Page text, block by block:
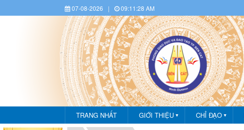
07-08-2026 | 09:11:28 AM
TRANG NHẤT GIỚI THIỆU ▼ CHỈ ĐẠO ▼